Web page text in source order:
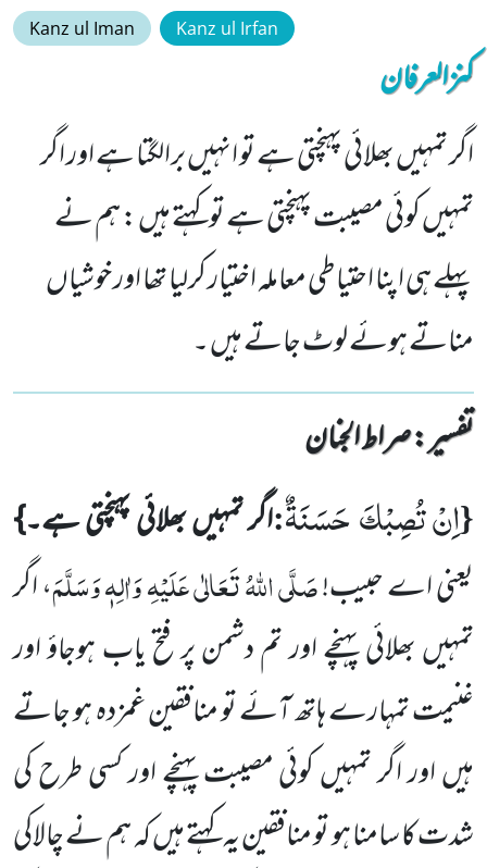
Kanz ul Iman Kanz ul Irfan
کنزالعرفان
اگر تمہیں بھلائی پہنچتی ہے تو انہیں برالگتا ہے اور اگر
تمہیں کوئی مصیبت پہنچتی ہے تو کہتے ہیں : ہم نے
پہلے ہی اپنا احتیاطی معاملہ اختیار کرلیا تھا اور خوشیاں
مناتے ہوئے لوٹ جاتے ہیں ۔
تفسیر : ‎صراط الجنان
{اِنْ تُصِبْكَ حَسَنَةٌ:اگر تمہیں بھلائی پہنچتی ہے۔}
یعنی اے حبیب!صَلَّی اللہُ تَعَالٰی عَلَیْہِ وَاٰلِہٖ وَسَلَّمَ، اگر
تمہیں بھلائیپہنچے اور تم دشمن پر فتح یاب ہوجاؤ اور
غنیمت تمہارے ہاتھ آئے تو منافقین غمزدہ ہو جاتے
ہیں اور اگر تمہیں کوئی مصیبت پہنچےاور کسی طرح کی
شدت کا سامنا ہو تو منافقین یہ کہتے ہیں کہ ہم نے چالاکی